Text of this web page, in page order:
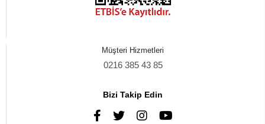
Müşteri Hizmetleri
0216 385 43 85
Bizi Takip Edin